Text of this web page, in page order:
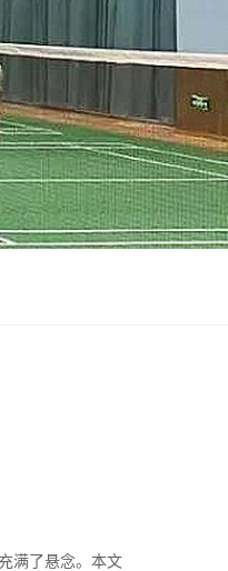
满了悬念。本文